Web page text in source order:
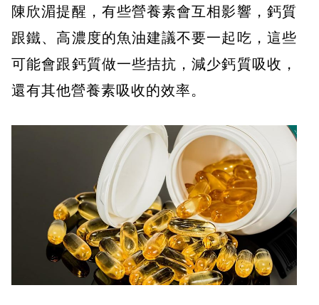
陳欣湄提醒，有些營養素會互相影響，鈣質
跟鐵、高濃度的魚油建議不要一起吃，這些
可能會跟鈣質做一些拮抗，減少鈣質吸收，
還有其他營養素吸收的效率。